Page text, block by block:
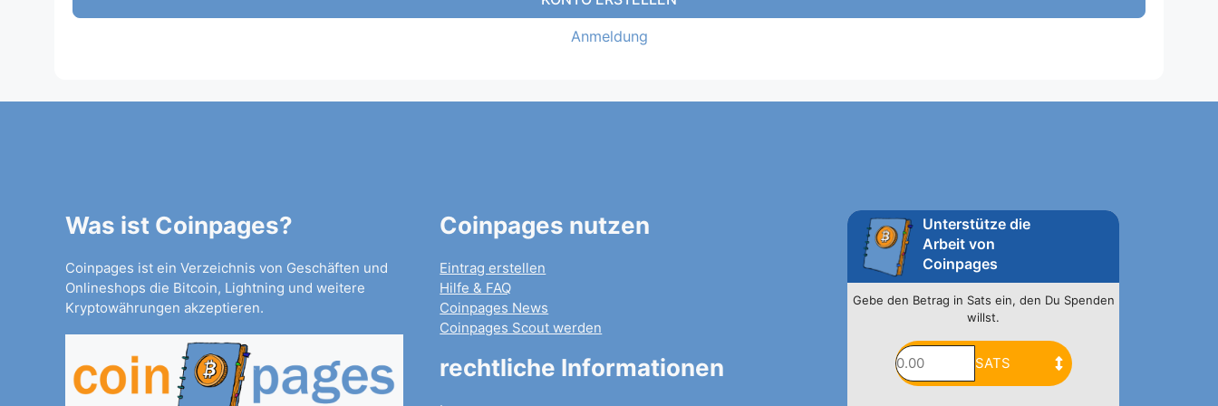
Anmeldung
Was ist Coinpages?
Coinpages ist ein Verzeichnis von Geschäften und
Onlineshops die Bitcoin, Lightning und weitere
Kryptowährungen akzeptieren.
Coinpages nutzen
Eintrag erstellen
Hilfe & FAQ
Coinpages News
Coinpages Scout werden
rechtliche Informationen
Unterstütze die
Arbeit von
Coinpages
Gebe den Betrag in Sats ein, den Du Spenden
willst.